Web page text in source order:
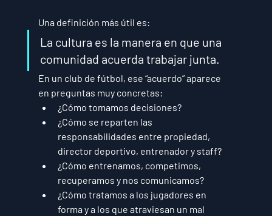
Una definición más útil es:
La cultura es la manera en que una
comunidad acuerda trabajar junta.
En un club de fútbol, ese “acuerdo” aparece
en preguntas muy concretas:
¿Cómo tomamos decisiones?
¿Cómo se reparten las
responsabilidades entre propiedad,
director deportivo, entrenador y staff?
¿Cómo entrenamos, competimos,
recuperamos y nos comunicamos?
¿Cómo tratamos a los jugadores en
forma y a los que atraviesan un mal